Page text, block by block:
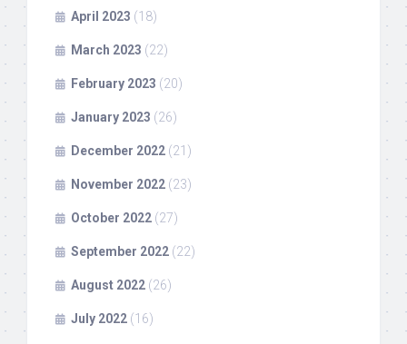
April 2023 (18)
March 2023 (22)
February 2023 (20)
January 2023 (26)
December 2022 (21)
November 2022 (23)
October 2022 (27)
September 2022 (22)
August 2022 (26)
July 2022 (16)